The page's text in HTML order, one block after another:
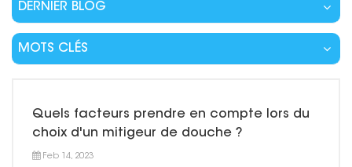
DERNIER BLOG
MOTS CLÉS
Quels facteurs prendre en compte lors du
choix d'un mitigeur de douche ?
Feb 14, 2023